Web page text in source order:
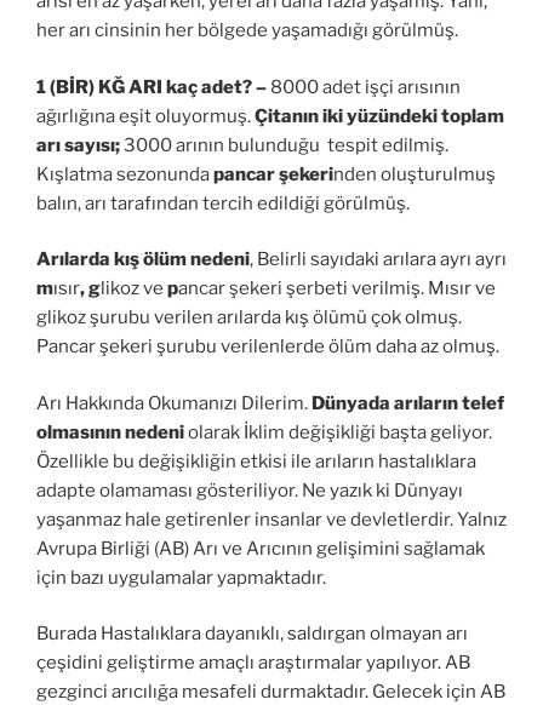
her arı cinsinin her bölgede yaşamadığı görülmüş.
1 (BİR) KĞ ARI kaç adet? – 8000 adet işçi arısının
ağırlığına eşit oluyormuş.Çitanın iki yüzündeki toplam
arı sayısı;3000 arının bulunduğu tespit edilmiş.
Kışlatma sezonundapancar şekerinden oluşturulmuş
balın, arı tarafından tercih edildiği görülmüş.
Arılarda kış ölüm nedeni, Belirli sayıdaki arılara ayrı ayrı
mısır, glikoz ve pancar şekeri şerbeti verilmiş. Mısır ve
glikoz şurubu verilen arılarda kış ölümü çok olmuş.
Pancar şekeri şurubu verilenlerde ölüm daha az olmuş.
Arı Hakkında Okumanızı Dilerim. Dünyada arıların telef
olmasının nedeniolarak İklim değişikliği başta geliyor.
Özellikle bu değişikliğin etkisi ile arıların hastalıklara
adapte olamaması gösteriliyor. Ne yazık ki Dünyayı
yaşanmaz hale getirenler insanlar ve devletlerdir. Yalnız
Avrupa Birliği (AB) Arı ve Arıcının gelişimini sağlamak
için bazı uygulamalar yapmaktadır.
Burada Hastalıklara dayanıklı, saldırgan olmayan arı
çeşidini geliştirme amaçlı araştırmalar yapılıyor. AB
gezginci arıcılığa mesafeli durmaktadır. Gelecek için AB